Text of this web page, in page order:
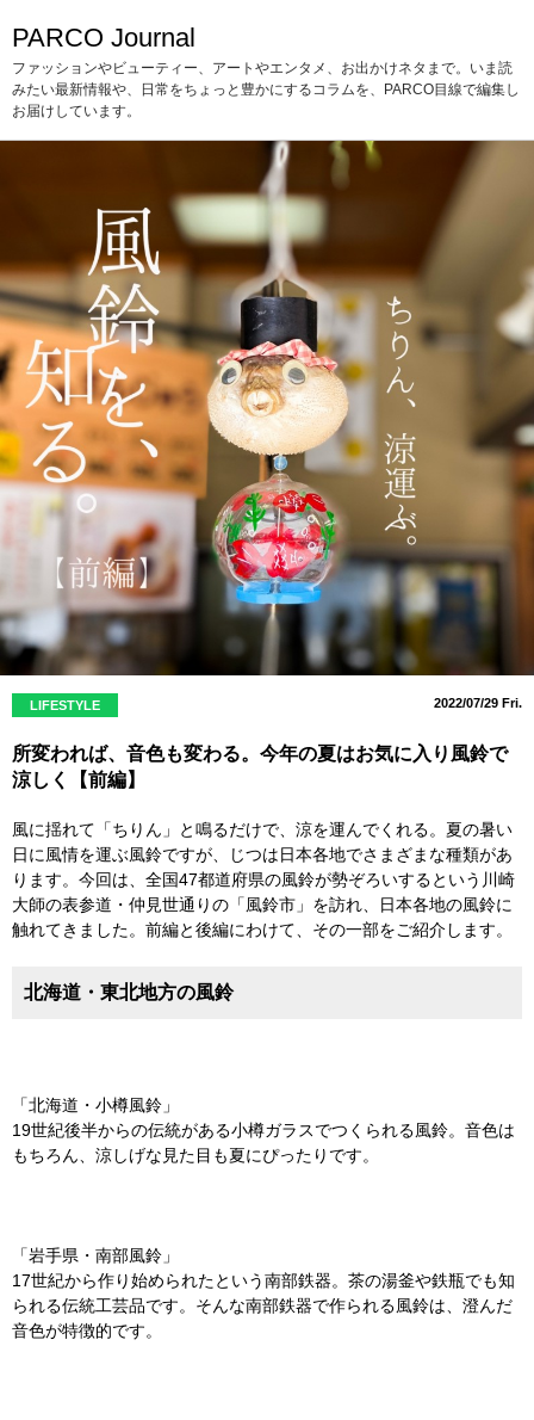
PARCO Journal
ファッションやビューティー、アートやエンタメ、お出かけネタまで。いま読
みたい最新情報や、日常をちょっと豊かにするコラムを、PARCO目線で編集し
お届けしています。
LIFESTYLE 2022/07/29 Fri.
所変われば、音色も変わる。今年の夏はお気に入り風鈴で
涼しく【前編】
風に揺れて「ちりん」と鳴るだけで、涼を運んでくれる。夏の暑い
日に風情を運ぶ風鈴ですが、じつは日本各地でさまざまな種類があ
ります。今回は、全国47都道府県の風鈴が勢ぞろいするという川崎
大師の表参道・仲見世通りの「風鈴市」を訪れ、日本各地の風鈴に
触れてきました。前編と後編にわけて、その一部をご紹介します。
北海道・東北地方の風鈴
「北海道・小樽風鈴」
19世紀後半からの伝統がある小樽ガラスでつくられる風鈴。音色は
もちろん、涼しげな見た目も夏にぴったりです。
「岩手県・南部風鈴」
17世紀から作り始められたという南部鉄器。茶の湯釜や鉄瓶でも知
られる伝統工芸品です。そんな南部鉄器で作られる風鈴は、澄んだ
音色が特徴的です。